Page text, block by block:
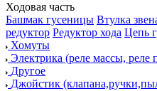
Ходовая часть
Башмак гусеницы Втулка
редуктор Редуктор хода Цепь
Хомуты
Электрика (реле массы, реле
Другое
Джойстик